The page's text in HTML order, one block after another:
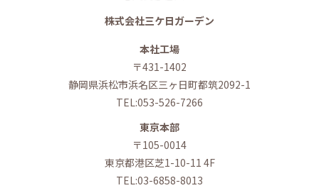
株式会社三ケ日ガーデン
本社工場
〒431-1402
静岡県浜松市浜名区三ヶ日町都筑2092-1
TEL:053-526-7266
東京本部
〒105-0014
東京都港区芝1-10-11 4F
TEL:03-6858-8013